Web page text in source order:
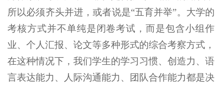
所以必须齐头并进，或者说是“五育并举”。大学的
考核方式并不单纯是闭卷考试，而是包含小组作
业、个人汇报、论文等多种形式的综合考察方式，
在这种情况下，我们学生的学习习惯、创造力、语
言表达能力、人际沟通能力、团队合作能力都是决